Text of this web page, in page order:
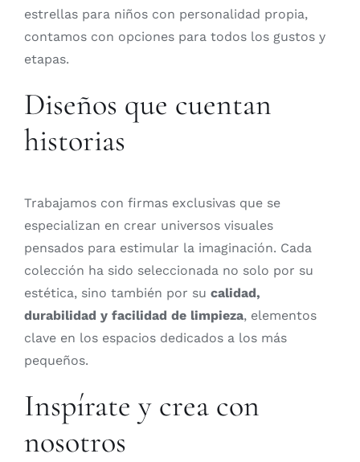
estrellas para niños con personalidad propia,
contamos con opciones para todos los gustos y
etapas.
Diseños que cuentan
historias
Trabajamos con firmas exclusivas que se
especializan en crear universos visuales
pensados para estimular la imaginación. Cada
colección ha sido seleccionada no solo por su
estética, sino también por su calidad,
durabilidad y facilidad de limpieza, elementos
clave en los espacios dedicados a los más
pequeños.
Inspírate y crea con
nosotros